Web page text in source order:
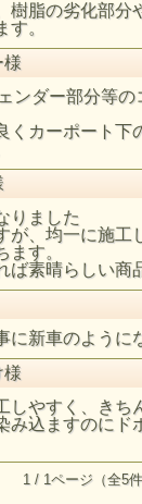
樹脂の劣化部分
す。
様
ンダー部分等の
くカーポート下
りました
が、均一に施工
ます。
ば素晴らしい商
に新車のように
様
しやすく、きち
み込ますのにド
1 / 1ページ（全5件